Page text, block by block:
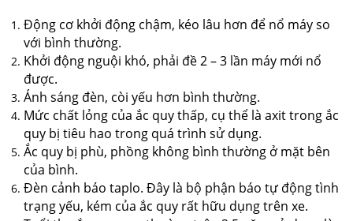
Động cơ khởi động chậm, kéo lâu hơn để nổ máy so
với bình thường.
Khởi động nguội khó, phải đề 2 – 3 lần máy mới nổ
được.
Ánh sáng đèn, còi yếu hơn bình thường.
Mức chất lỏng của ắc quy thấp, cụ thể là axit trong ắc
quy bị tiêu hao trong quá trình sử dụng.
Ắc quy bị phù, phồng không bình thường ở mặt bên
của bình.
Đèn cảnh báo taplo. Đây là bộ phận báo tự động tình
trạng yếu, kém của ắc quy rất hữu dụng trên xe.